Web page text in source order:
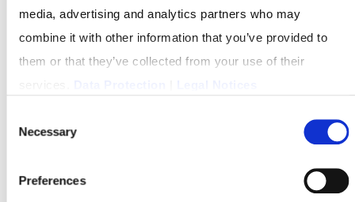
media, advertising and analytics partners who may
combine it with other information that you’ve provided to
them or that they’ve collected from your use of their
Selection
Necessary
Preferences